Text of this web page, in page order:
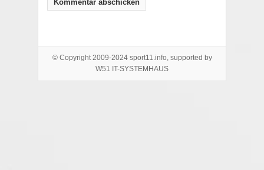
© Copyright 2009-2024 sport11.info, supported by
W51 IT-SYSTEMHAUS